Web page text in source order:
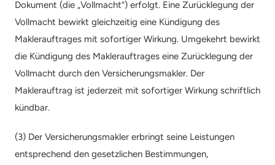
Dokument (die „Vollmacht“) erfolgt. Eine Zurücklegung der
Vollmacht bewirkt gleichzeitig eine Kündigung des
Maklerauftrages mit sofortiger Wirkung. Umgekehrt bewirkt
die Kündigung des Maklerauftrages eine Zurücklegung der
Vollmacht durch den Versicherungsmakler. Der
Maklerauftrag ist jederzeit mit sofortiger Wirkung schriftlich
kündbar.
(3) Der Versicherungsmakler erbringt seine Leistungen
entsprechend den gesetzlichen Bestimmungen,